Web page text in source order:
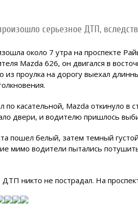
серьезное ДТП,
около 7 утра на проспекте
Mazda 626, он двигался в
проулка на дорогу выехал
по касательной, Mazda откинуло в
двери, и водителю пришлось
пошел белый, затем темный
мимо водители пытались
ДТП никто не пострадал. На